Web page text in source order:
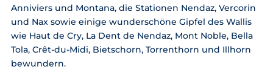
Anniviers und Montana, die Stationen Nendaz, Vercorin
und Nax sowie einige wunderschöne Gipfel des Wallis
wie Haut de Cry, La Dent de Nendaz, Mont Noble, Bella
Tola, Crêt-du-Midi, Bietschorn, Torrenthorn und Illhorn
bewundern.